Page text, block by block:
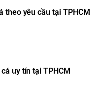
theo yêu cầu tại TPHCM
uy tín tại TPHCM